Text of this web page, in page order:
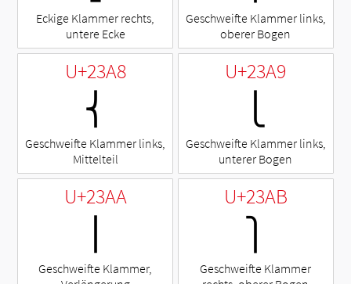
Eckige Klammer rechts,
untere Ecke
Geschweifte Klammer links,
oberer Bogen
U+23A8
⎨
Geschweifte Klammer links,
Mittelteil
U+23A9
Geschweifte Klammer links,
unterer Bogen
U+23AA
Geschweifte Klammer,
U+23AB
⎫
Geschweifte Klammer